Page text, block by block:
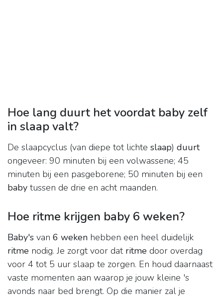
Hoe lang duurt het voordat baby zelf
in slaap valt?
De slaapcyclus (van diepe tot lichte slaap) duurt
ongeveer: 90 minuten bij een volwassene; 45
minuten bij een pasgeborene; 50 minuten bij een
baby tussen de drie en acht maanden.
Hoe ritme krijgen baby 6 weken?
Baby's van 6 weken hebben een heel duidelijk
ritme nodig. Je zorgt voor dat ritme door overdag
voor 4 tot 5 uur slaap te zorgen. En houd daarnaast
vaste momenten aan waarop je jouw kleine 's
avonds naar bed brengt. Op die manier zal je